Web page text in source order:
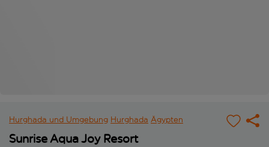
Hurghada und Umgebung Hurghada Ägypten
Sunrise Aqua Joy Resort